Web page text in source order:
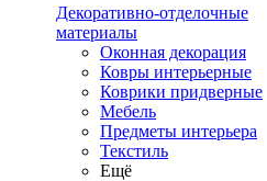
Декоративно-отделочные
материалы
Оконная декорация
Ковры интерьерные
Коврики придверные
Мебель
Предметы интерьера
Текстиль
Ещё